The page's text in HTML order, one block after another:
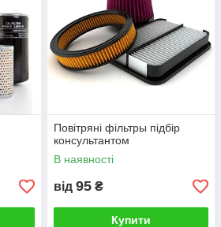
Повітряні фільтры підбір
консультантом
В наявності
від 95 ₴
Купити